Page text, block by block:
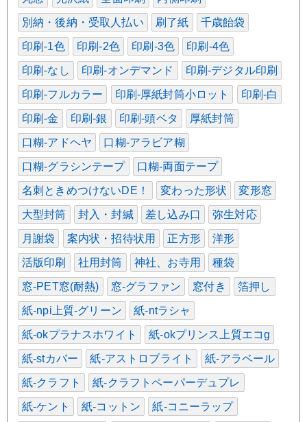
別納・後納・受取人払い 刷了紙 千歳飴袋
印刷-1色 印刷-2色 印刷-3色 印刷-4色
印刷-なし 印刷-オンデマンド 印刷-デジタル印刷
印刷-フルカラー 印刷-厚紙封筒小ロット 印刷-白
印刷-金 印刷-銀 印刷-頭ベタ 厚紙封筒
口糊-アドヘヤ 口糊-アラビア糊
口糊-グラシンテープ 口糊-両面テープ
名刺ときめつけないDE！ 変わった形状 変形窓
大型封筒 封入・封緘 差し込み口 弥生対応
月謝袋 案内状・招待状用 正方形 洋形
活版印刷 社用封筒 神社、お寺用 種袋
窓-PET窓(耐熱) 窓-グラファン 窓付き 箔押し
紙-npi上質-グリーン 紙-ntラシャ
紙-okプラナスホワイト 紙-okプリンス上質エコg
紙-stカバー 紙-アストロブライト 紙-アラベール
紙-クラフト 紙-クラフトペーパーデュプレ
紙-ケント 紙-コットン 紙-コニーラップ